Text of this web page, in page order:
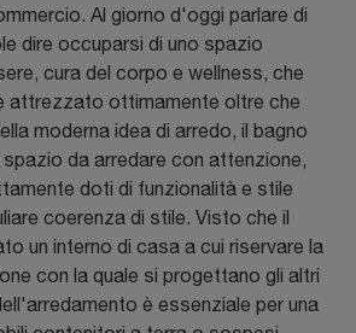
Al giorno d'oggi parlare di
dire occuparsi di uno spazio
cura del corpo e wellness, che
attrezzato ottimamente oltre che
moderna idea di arredo, il bagno
da arredare con attenzione,
doti di funzionalità e stile
coerenza di stile. Visto che il
un interno di casa a cui riservare la
con la quale si progettano gli altri
è essenziale per una